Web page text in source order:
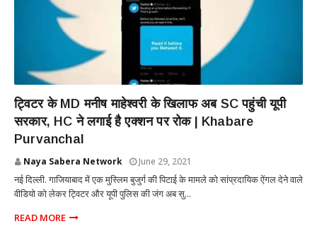
ट्विटर के MD मनीष माहेश्वरी के खिलाफ अब SC पहुंची यूपी
सरकार, HC ने लगाई है एक्शन पर रोक | Khabare
Purvanchal
Naya Sabera Network June 29, 2021
नई दिल्ली. गाजियाबाद में एक मुस्लिम बुजुर्ग की पिटाई के मामले को सांप्रदायिक ऐंगल देने वाले
वीडियो को लेकर ट्विटर और यूपी पुलिस की जंग अब सु...
READ MORE